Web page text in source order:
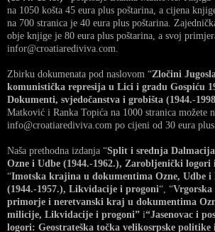
na 1050 košta 45 eura plus poštarina, a cijena
na 700 stranica je 40 eura plus poštarina.
obje knjige je 80 eura plus poštarina, a svoj
infor@croatiarediviva.com.
Zbirku dokumenata pod naslovom “Zločini
komunistička represija u Lici i gradu Gospiću
Dokumenti, svjedočanstva i grobišta (1944.-
Matković i Ranka Topića na 1000 stranica možete
info@croatiarediviva.com po cijeni od 30 eura plus
Naša prethodna izdanja “Split i srednja
Ozne i Udbe (1944.-1962.), Zarobljenički
“Imotska krajina u dokumentima Ozne, Udbe
(1944.-1957.), Likvidacije i progoni“, “
primorje i neretvanski kraj u dokumentima
milicije, Likvidacije i progoni” i“Jasenovac i
logori: Geostrateška točka velikosrpske politike